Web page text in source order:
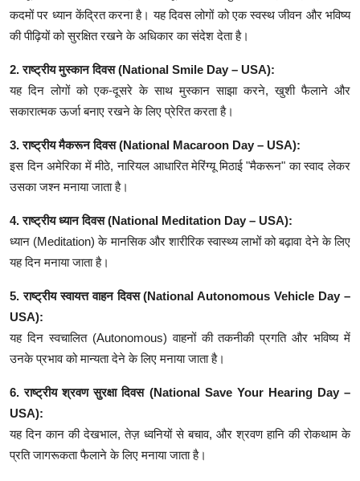
कदमों पर ध्यान केंद्रित करना है। यह दिवस लोगों को एक स्वस्थ जीवन और भविष्य
की पीढ़ियों को सुरक्षित रखने के अधिकार का संदेश देता है।
2. राष्ट्रीय मुस्कान दिवस (National Smile Day – USA):
यह दिन लोगों को एक-दूसरे के साथ मुस्कान साझा करने, खुशी फैलाने और
सकारात्मक ऊर्जा बनाए रखने के लिए प्रेरित करता है।
3. राष्ट्रीय मैकरून दिवस (National Macaroon Day – USA):
इस दिन अमेरिका में मीठे, नारियल आधारित मेरिंग्यू मिठाई "मैकरून" का स्वाद लेकर
उसका जश्न मनाया जाता है।
4. राष्ट्रीय ध्यान दिवस (National Meditation Day – USA):
ध्यान (Meditation) के मानसिक और शारीरिक स्वास्थ्य लाभों को बढ़ावा देने के लिए
यह दिन मनाया जाता है।
5. राष्ट्रीय स्वायत्त वाहन दिवस (National Autonomous Vehicle Day –
USA):
यह दिन स्वचालित (Autonomous) वाहनों की तकनीकी प्रगति और भविष्य में
उनके प्रभाव को मान्यता देने के लिए मनाया जाता है।
6. राष्ट्रीय श्रवण सुरक्षा दिवस (National Save Your Hearing Day –
USA):
यह दिन कान की देखभाल, तेज़ ध्वनियों से बचाव, और श्रवण हानि की रोकथाम के
प्रति जागरूकता फैलाने के लिए मनाया जाता है।